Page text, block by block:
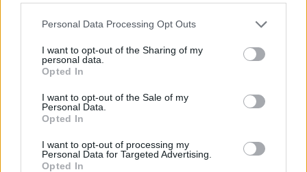
Please note that this website/app uses one or more Google
not limited to your visit or usage behaviour. You may click to
grant or deny consent to Google and its third-party tags to
use your data for below specified purposes in below Google
consent section.
Personal Data Processing Opt Outs
I want to opt-out of the Sharing of my
personal data.
Opted In
I want to opt-out of the Sale of my
Personal Data.
Opted In
I want to opt-out of processing my
Personal Data for Targeted Advertising.
Opted In
8 Αυγούστου 2026, 7:01 μμ